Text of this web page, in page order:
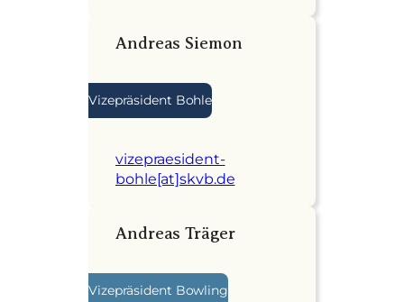
Andreas Siemon
Vizepräsident Bohle
vizepraesident-
bohle[at]skvb.de
Andreas Träger
Vizepräsident Bowling